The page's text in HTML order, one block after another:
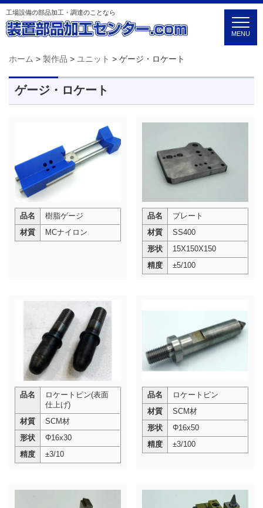
工場設備の部品加工・調達のことなら
MENU
ホーム > 製作品 > ユニット > ゲージ・ロケート
ゲージ・ロケート
品名
樹脂ゲージ
材質
MCナイロン
品名
プレート
材質
SS400
形状
15X150X150
精度
±5/100
品名
ロケートピン(表面
仕上げ)
材質
SCM材
形状
Φ16x30
精度
±3/10
品名
ロケートピン
材質
SCM材
形状
Φ16x50
精度
±3/100